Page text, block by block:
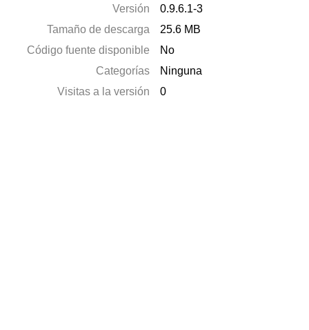
Versión
0.9.6.1-3
Tamaño de descarga
25.6 MB
Código fuente disponible
No
Categorías
Ninguna
Visitas a la versión
0